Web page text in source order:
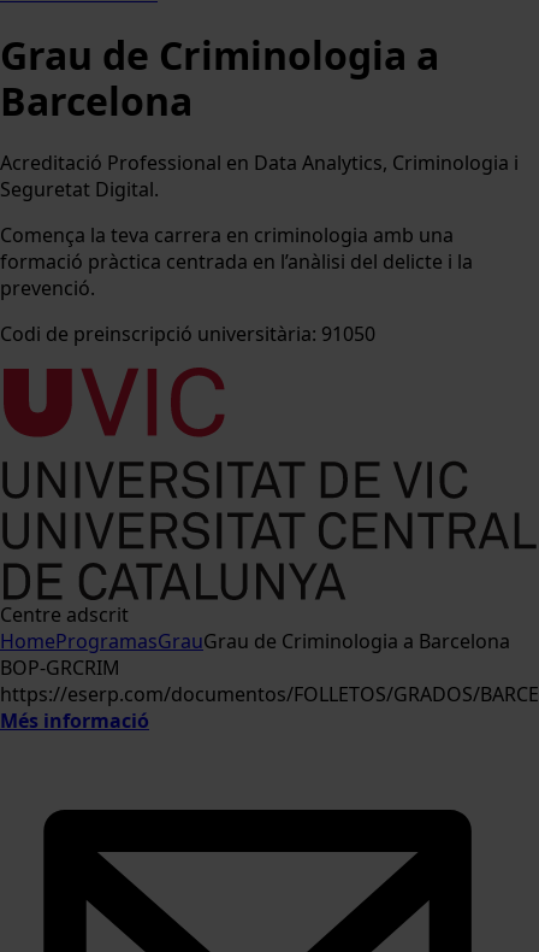
Grau de Criminologia a
Barcelona
Acreditació Professional en Data Analytics, Criminologia i
Seguretat Digital.
Comença la teva carrera en criminologia amb una
formació pràctica centrada en l’anàlisi del delicte i la
prevenció.
Codi de preinscripció universitària: 91050
Centre adscrit
HomeProgramasGrauGrau de Criminologia a Barcelona
BOP-GRCRIM
https://eserp.com/documentos/FOLLETOS/GRADOS/
Més informació